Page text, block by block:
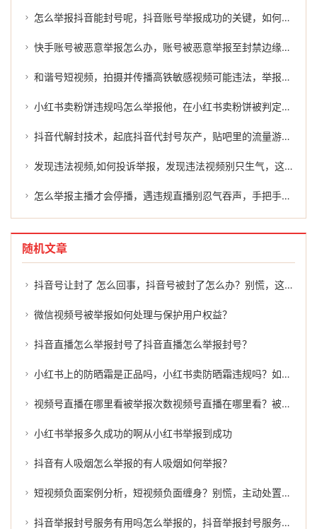
怎么举报抖音能封号呢，抖音账号举报成功的关键，如何有效维权
快手账号被恶意举报怎么办，账号被恶意举报至封禁边缘，快手上的原创作者为何反成受害者？
和谐号短视频，拍摄并传播高铁敏感视频可能违法，举报与维权指南请查收
小红书卖粉饼违规吗怎么举报他，在小红书卖粉饼被判定违规？别急，先搞清楚这几点再谈举报
抖音代解封技术，起底抖音代封号灰产，贴吧里的流量游戏与平台治理的隐秘战场
发现违法视频,如何投诉举报，发现违法视频别只生气，这份投诉指南请收好
怎么举报主播才会停播，遇违规直播别忍气吞声，手把手教你正确举报不良主播
随机文章
抖音号让封了 怎么回事，抖音号被封了怎么办？别慌，这几招或许能帮到你
微信视频号被举报如何处理与保护用户权益？
抖音直播怎么举报封号了抖音直播怎么举报封号？
小红书上的防晒霜是正品吗，小红书卖防晒霜违规吗？如何有效举报？
视频号直播在哪里看被举报次数视频号直播在哪里看？被举报次数的真相
小红书举报多久成功的啊从小红书举报到成功
抖音有人吸烟怎么举报的有人吸烟如何举报？
短视频负面案例分析，短视频负面缠身？别慌，主动处置才是正解
抖音举报封号服务有用吗怎么举报的，抖音举报封号服务有用吗？怎么举报才能有效维权？